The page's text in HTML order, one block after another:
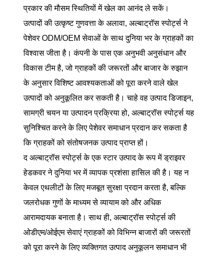
प्रकार की मौसम स्थितियों में खेल का आनंद ले सकें।
उत्पादों की उत्कृष्ट गुणवत्ता के अलावा, अल्बाट्रॉस स्पोर्ट्स ने
पेशेवर ODM/OEM सेवाओं के साथ दुनिया भर के ग्राहकों का
विश्वास जीता है। कंपनी के पास एक अनुभवी अनुसंधान और
विकास टीम है, जो ग्राहकों की जरूरतों और बाजार के रुझान
के अनुसार विशिष्ट आवश्यकताओं को पूरा करने वाले खेल
उत्पादों को अनुकूलित कर सकती है। चाहे वह उत्पाद डिजाइन,
सामग्री चयन या उत्पादन प्रक्रिया हो, अल्बाट्रॉस स्पोर्ट्स यह
सुनिश्चित करने के लिए पेशेवर समाधान प्रदान कर सकता है
कि ग्राहकों को संतोषजनक उत्पाद प्राप्त हों।
द अल्बाट्रॉस स्पोर्ट्स के एक स्टार उत्पाद के रूप में ड्राइवर
हेडकवर ने दुनिया भर में व्यापक प्रशंसा हासिल की है। यह न
केवल एथलीटों के लिए मजबूत सुरक्षा प्रदान करता है, बल्कि
जलरोधक गुणों के माध्यम से व्यायाम को और अधिक
आरामदायक बनाता है। साथ ही, अल्बाट्रॉस स्पोर्ट्स की
ओडीएम/ओईएम सेवाएं ग्राहकों को विभिन्न बाजारों की जरूरतों
को पूरा करने के लिए व्यक्तिगत उत्पाद अनुकूलन समाधान भी